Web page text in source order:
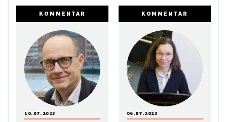
KOMMENTAR
10.07.2023
KOMMENTAR
06.07.2023